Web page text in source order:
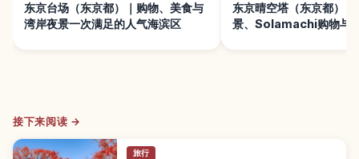
东京台场（东京都）｜购物、美食与
湾岸夜景一次满足的人气海滨区
东京晴空塔（东京都）｜
景、Solamachi购物与
接下来阅读 →
旅行